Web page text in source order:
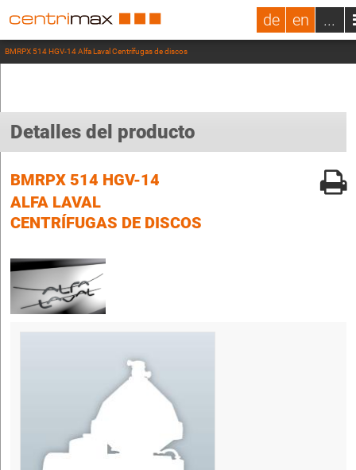
de en ...
BMRPX 514 HGV-14 Alfa Laval Centrífugas de discos
Detalles del producto
BMRPX 514 HGV-14
ALFA LAVAL
CENTRÍFUGAS DE DISCOS